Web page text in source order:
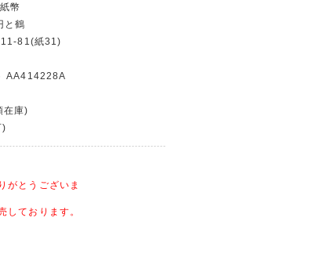
幣
と鶴
11-81(紙31)
AA414228A
庫)
)
がとうございま
しております。